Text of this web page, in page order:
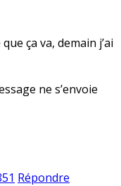
ça va, demain j’ai
ne s’envoie
Répondre